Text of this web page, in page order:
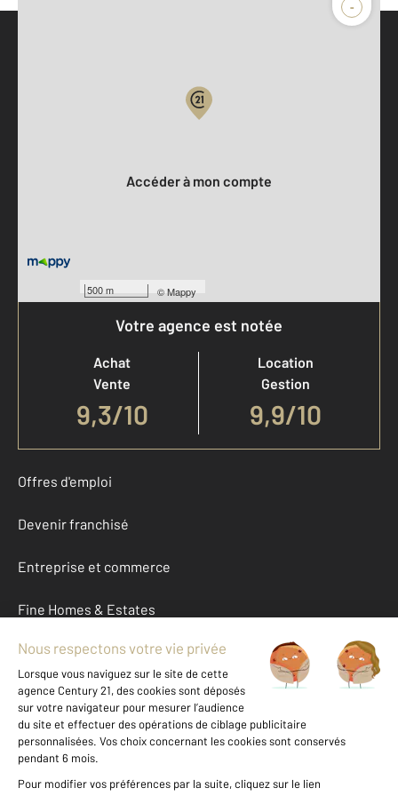
-
500 m ©Mappy
Accéder à mon compte
Votre agence est notée
Achat
Vente
9,3/10
Location
Gestion
9,9/10
Offres d'emploi
Devenir franchisé
Entreprise et commerce
Fine Homes & Estates
À propos
International
Nous contacter